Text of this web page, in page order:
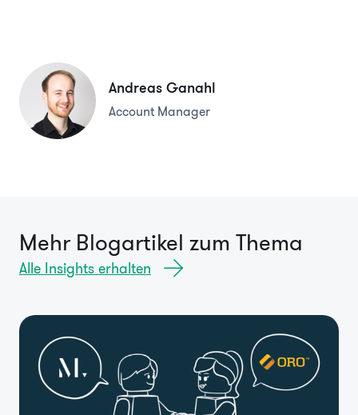
Andreas Ganahl
Account Manager
Mehr Blogartikel zum Thema
Alle Insights erhalten